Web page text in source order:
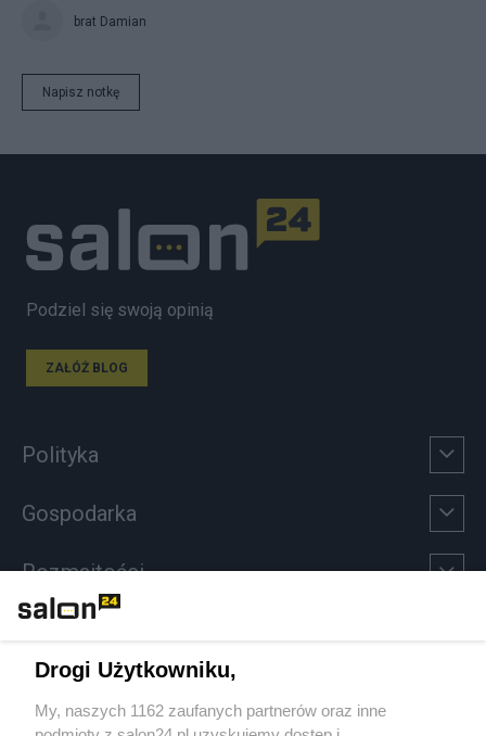
brat Damian
Napisz notkę
Podziel się swoją opinią
ZAŁÓŻ BLOG
Polityka
Gospodarka
Rozmaitości
Sport
Drogi Użytkowniku,
My, naszych 1162 zaufanych partnerów oraz inne